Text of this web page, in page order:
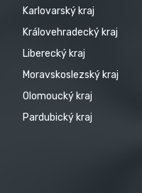
Karlovarský kraj
Královehradecký kraj
Liberecký kraj
Moravskoslezský kraj
Olomoucký kraj
Pardubický kraj